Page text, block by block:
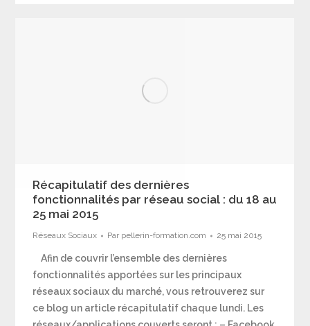
Récapitulatif des dernières
fonctionnalités par réseau social : du 18 au
25 mai 2015
Réseaux Sociaux Par pellerin-formation.com 25 mai 2015
Afin de couvrir l’ensemble des dernières
fonctionnalités apportées sur les principaux
réseaux sociaux du marché, vous retrouverez sur
ce blog un article récapitulatif chaque lundi. Les